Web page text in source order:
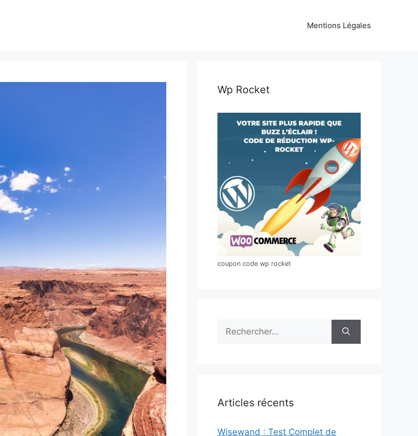
Mentions Légales
Wp Rocket
coupon code wp rocket
Rechercher :
Articles récents
Wisewand : Test Complet de